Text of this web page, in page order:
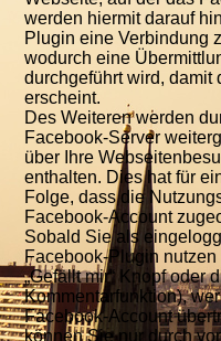
werden hiermit darauf
Plugin eine Verbindung
wodurch eine
durchgeführt wird, damit
erscheint.
Des Weiteren werden
Facebook-Server
über Ihre
enthalten. Dies hat für
Folge, dass die
Facebook-Account
Sobald Sie als
Facebook-Plugin
„Gefällt mir“ Knopf oder
Kommentarfunktion),
Facebook-Account
können Sie nur durch